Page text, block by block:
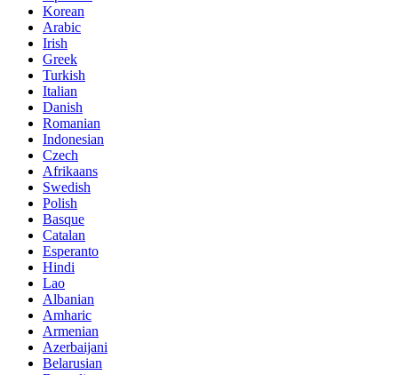
Korean
Arabic
Irish
Greek
Turkish
Italian
Danish
Romanian
Indonesian
Czech
Afrikaans
Swedish
Polish
Basque
Catalan
Esperanto
Hindi
Lao
Albanian
Amharic
Armenian
Azerbaijani
Belarusian